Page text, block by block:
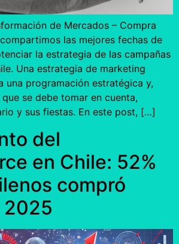
de Mercados – Compra
las mejores fechas de
la estrategia de las campañas
Una estrategia de marketing
una programación estratégica y,
se debe tomar en cuenta,
y sus fiestas. En este post, […]
del
en Chile: 52%
compró
2025